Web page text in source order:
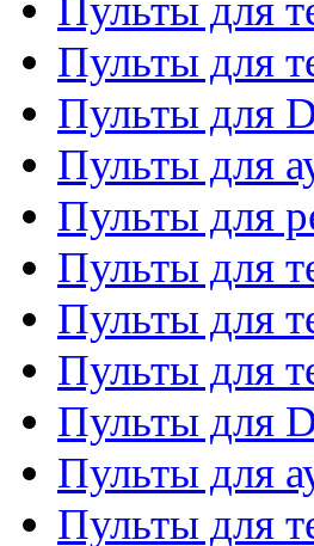
Пульты для
Пульты для
Пульты для
Пульты для
Пульты для
Пульты для
Пульты для
Пульты для
Пульты для
Пульты для